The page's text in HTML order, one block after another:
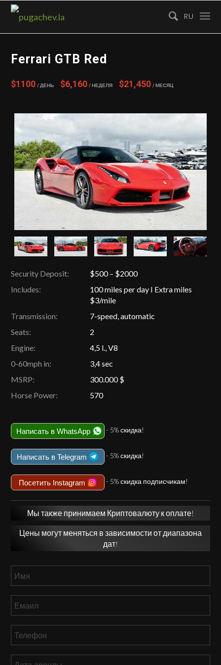
Ferrari GTB Red
$1100 / День $6,160 / Неделя $21,450 / Месяц
Security Deposit:
$500 – $2000
Includes:
100 miles per day I Extra miles
$3/mile
Transmission:
7-speed, automatic
Seats:
2
Engine:
4,5 l., V8
0-60mph in:
3,4 sec
MSRP:
300.000 $
Horse Power:
570
Написать в WhatsApp - 5% скидка!
Написать в Telegram - 5% скидка!
Посетить Instagram - 5% скидка подписчикам!
Мы также принимаем Криптовалюту к оплате!
Цены могут меняться в зависимости от диапазона
дат!
RU